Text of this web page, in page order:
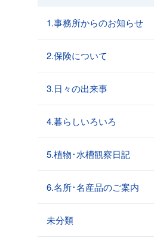
1.事務所からのお知らせ
2.保険について
3.日々の出来事
4.暮らしいろいろ
5.植物･水槽観察日記
6.名所･名産品のご案内
未分類